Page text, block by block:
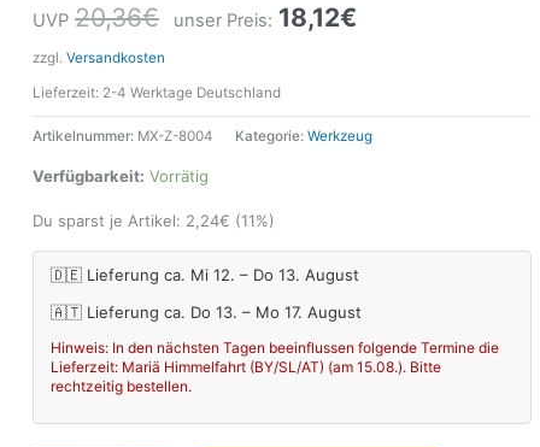
UVP 20,36€ unser Preis: 18,12€
zzgl. Versandkosten
Lieferzeit: 2-4 Werktage Deutschland
Artikelnummer: MX-Z-8004 Kategorie: Werkzeug
Verfügbarkeit: Vorrätig
Du sparst je Artikel: 2,24€ (11%)
🇩🇪 Lieferung ca. Mi 12. – Do 13. August
🇦🇹 Lieferung ca. Do 13. – Mo 17. August
Hinweis: In den nächsten Tagen beeinflussen folgende Termine die
Lieferzeit: Mariä Himmelfahrt (BY/SL/AT) (am 15.08.). Bitte
rechtzeitig bestellen.